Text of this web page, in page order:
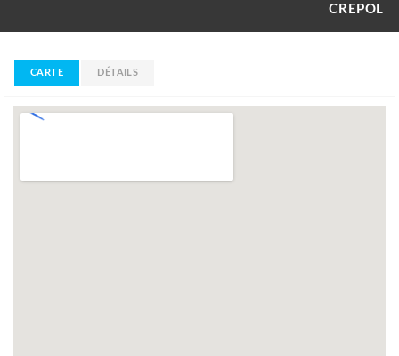
CREPOL
CARTE DÉTAILS